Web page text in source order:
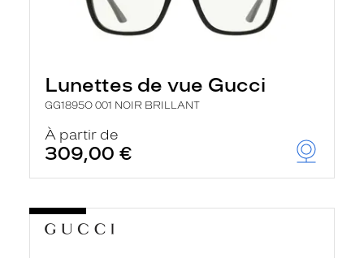
Lunettes de vue Gucci
GG1895O 001 NOIR BRILLANT
À partir de
309,00 €